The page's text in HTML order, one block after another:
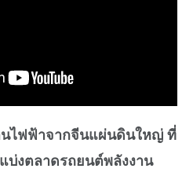
ไฟฟ้าจากจีนแผ่นดินใหญ่ ที่
บ่งตลาดรถยนต์พลังงาน